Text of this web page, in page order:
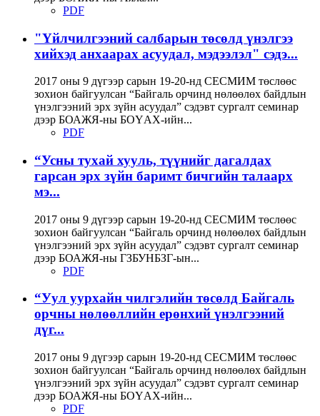
PDF
"Үйлчилгээний салбарын төсөлд үнэлгээ
хийхэд анхаарах асуудал, мэдээлэл" сэдэ...
2017 оны 9 дүгээр сарын 19-20-нд СЕСМИМ төслөөс
зохион байгуулсан “Байгаль орчинд нөлөөлөх байдлын
үнэлгээний эрх зүйн асуудал” сэдэвт сургалт семинар
дээр БОАЖЯ-ны БОҮАХ-ийн...
PDF
“Усны тухай хууль, түүнийг дагалдах
гарсан эрх зүйн баримт бичгийн талаарх
мэ...
2017 оны 9 дүгээр сарын 19-20-нд СЕСМИМ төслөөс
зохион байгуулсан “Байгаль орчинд нөлөөлөх байдлын
үнэлгээний эрх зүйн асуудал” сэдэвт сургалт семинар
дээр БОАЖЯ-ны ГЗБУНБЗГ-ын...
PDF
“Уул уурхайн чилгэлийн төсөлд Байгаль
орчны нөлөөллийн ерөнхий үнэлгээний
дүг...
2017 оны 9 дүгээр сарын 19-20-нд СЕСМИМ төслөөс
зохион байгуулсан “Байгаль орчинд нөлөөлөх байдлын
үнэлгээний эрх зүйн асуудал” сэдэвт сургалт семинар
дээр БОАЖЯ-ны БОҮАХ-ийн...
PDF